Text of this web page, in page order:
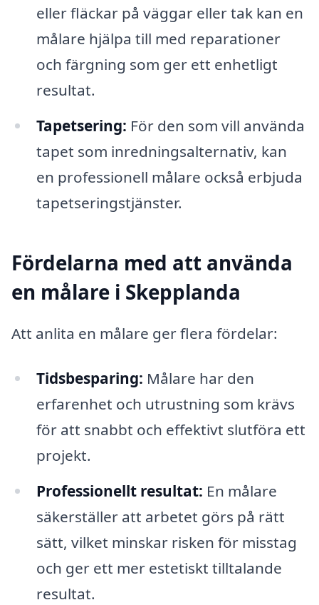
eller fläckar på väggar eller tak kan en
målare hjälpa till med reparationer
och färgning som ger ett enhetligt
resultat.
Tapetsering: För den som vill använda
tapet som inredningsalternativ, kan
en professionell målare också erbjuda
tapetseringstjänster.
Fördelarna med att använda
en målare i Skepplanda
Att anlita en målare ger flera fördelar:
Tidsbesparing: Målare har den
erfarenhet och utrustning som krävs
för att snabbt och effektivt slutföra ett
projekt.
Professionellt resultat: En målare
säkerställer att arbetet görs på rätt
sätt, vilket minskar risken för misstag
och ger ett mer estetiskt tilltalande
resultat.